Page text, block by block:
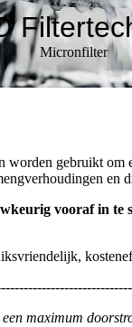
Micronfilter
gebruikt
en
vooraf in
maximum